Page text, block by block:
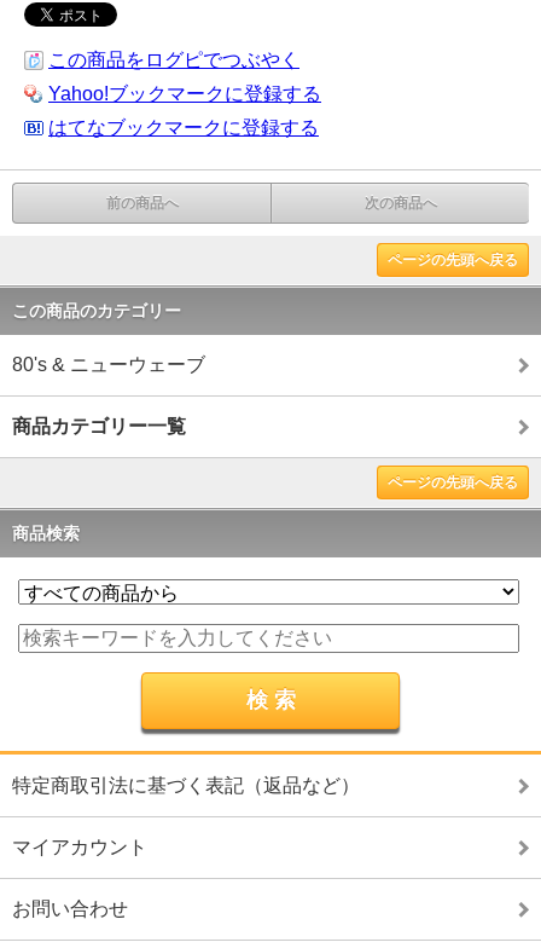
この商品をログピでつぶやく
Yahoo!ブックマークに登録する
はてなブックマークに登録する
前の商品へ 次の商品へ
ページの先頭へ戻る
この商品のカテゴリー
80's & ニューウェーブ
商品カテゴリー一覧
ページの先頭へ戻る
商品検索
特定商取引法に基づく表記（返品など）
マイアカウント
お問い合わせ